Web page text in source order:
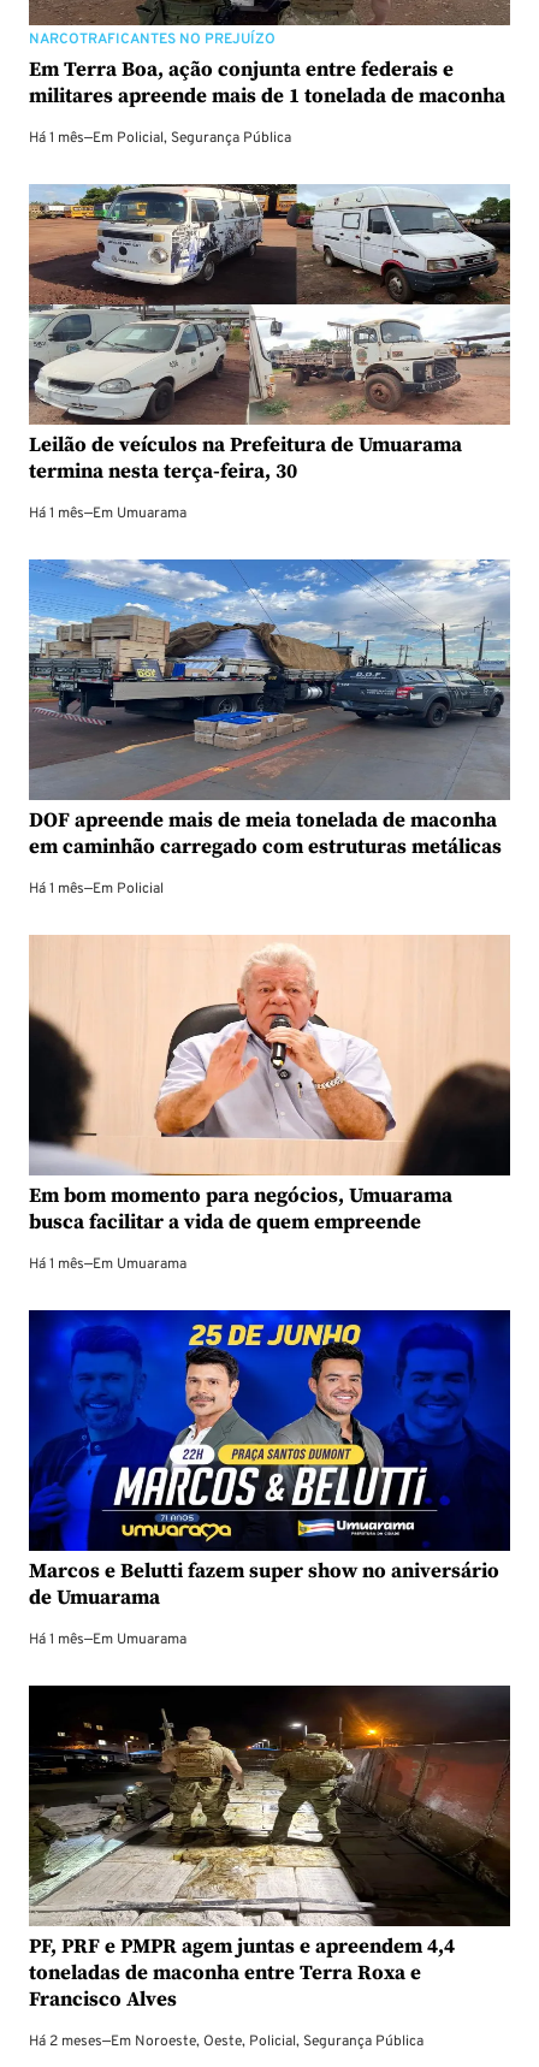
NARCOTRAFICANTES NO PREJUÍZO
Em Terra Boa, ação conjunta entre federais e
militares apreende mais de 1 tonelada de maconha
Há 1 mês—Em Policial, Segurança Pública
Leilão de veículos na Prefeitura de Umuarama
termina nesta terça-feira, 30
Há 1 mês—Em Umuarama
DOF apreende mais de meia tonelada de maconha
em caminhão carregado com estruturas metálicas
Há 1 mês—Em Policial
Em bom momento para negócios, Umuarama
busca facilitar a vida de quem empreende
Há 1 mês—Em Umuarama
Marcos e Belutti fazem super show no aniversário
de Umuarama
Há 1 mês—Em Umuarama
PF, PRF e PMPR agem juntas e apreendem 4,4
toneladas de maconha entre Terra Roxa e
Francisco Alves
Há 2 meses—Em Noroeste,Oeste, Policial, Segurança Pública